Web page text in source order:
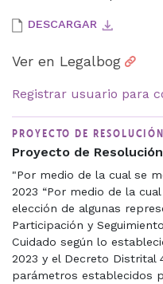
DESCARGAR
Ver en Legalbog
Registrar usuario para
PROYECTO DE RESOLUCIÓN
Proyecto de Resolución
"Por medio de la cual se
2023 “Por medio de la
elección de algunas
Participación y
Cuidado según lo
2023 y el Decreto Distrital
parámetros establecidos